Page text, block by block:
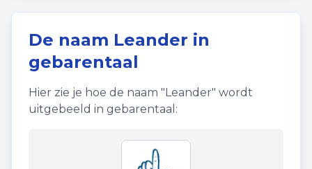
De naam Leander in
gebarentaal
Hier zie je hoe de naam "Leander" wordt
uitgebeeld in gebarentaal: